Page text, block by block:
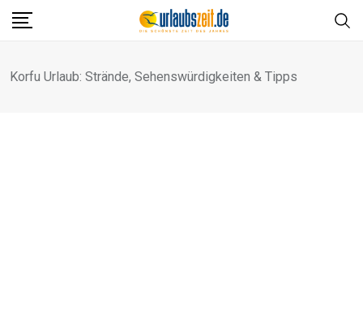
Skip
Korfu Urlaub: Strände, Sehenswürdigkeiten & Tipps